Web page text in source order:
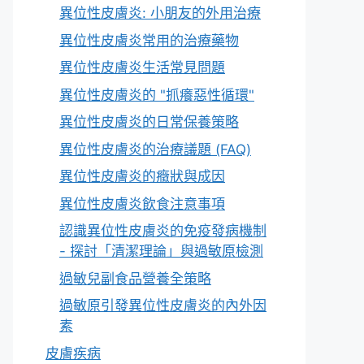
異位性皮膚炎: 小朋友的外用治療
異位性皮膚炎常用的治療藥物
異位性皮膚炎生活常見問題
異位性皮膚炎的 "抓癢惡性循環"
異位性皮膚炎的日常保養策略
異位性皮膚炎的治療議題 (FAQ)
異位性皮膚炎的癥狀與成因
異位性皮膚炎飲食注意事項
認識異位性皮膚炎的免疫發病機制
- 探討「清潔理論」與過敏原檢測
過敏兒副食品營養全策略
過敏原引發異位性皮膚炎的內外因
素
皮膚疾病